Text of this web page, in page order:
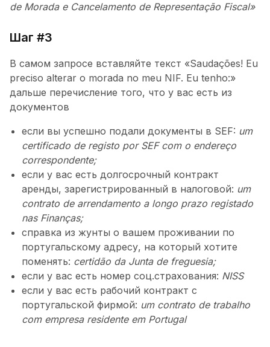
de Morada e Cancelamento de Representação Fiscal»
Шаг #3
В самом запросе вставляйте текст «Saudações! Eu
preciso alterar o morada no meu NIF. Eu tenho:»
дальше перечисление того, что у вас есть из
документов
если вы успешно подали документы в SEF: um
certificado de registo por SEF com o endereço
correspondente;
если у вас есть долгосрочный контракт
аренды, зарегистрированный в налоговой: um
contrato de arrendamento a longo prazo registado
nas Finanças;
справка из жунты о вашем проживании по
португальскому адресу, на который хотите
поменять: certidão da Junta de freguesia;
если у вас есть номер соц.страхования: NISS
если у вас есть рабочий контракт с
португальской фирмой: um contrato de trabalho
com empresa residente em Portugal